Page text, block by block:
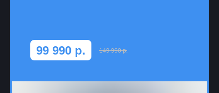
99 990 р. 149 990 р.